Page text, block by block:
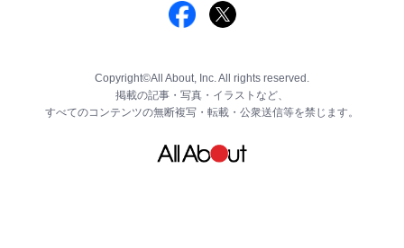
Copyright©All About, Inc. All rights reserved.
掲載の記事・写真・イラストなど、
すべてのコンテンツの無断複写・転載・公衆送信等を禁じます。